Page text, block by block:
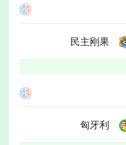
民主刚果
匈牙利